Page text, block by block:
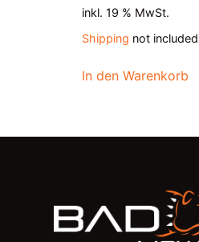
inkl. 19 % MwSt.
Shipping not included
In den Warenkorb